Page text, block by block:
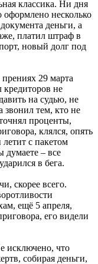
классика. Ни дня
оформлено несколько
деньги, а
платил штраф в
новый долг под
29 марта
кредиторов не
на судью, не
звонил тем, кто не
проценты,
клялся, опять
с пакетом
думаете – все
в бега.
скорее всего.
ещё 5 апреля,
его видели
исключено, что
собирая деньги,